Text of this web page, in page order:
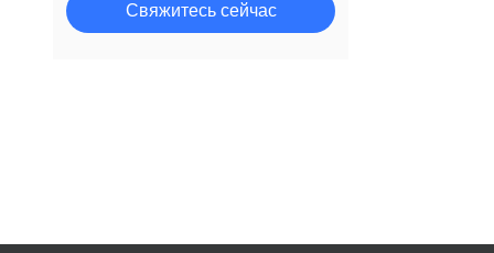
Свяжитесь сейчас